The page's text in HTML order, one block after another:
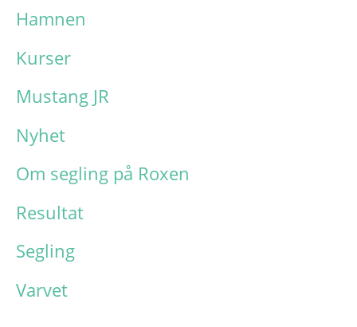
Hamnen
Kurser
Mustang JR
Nyhet
Om segling på Roxen
Resultat
Segling
Varvet